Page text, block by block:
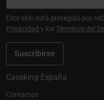
Suscribirse
Este sitio está protegido por
Privacidad y losTérminos del
Caseking España
Contactos